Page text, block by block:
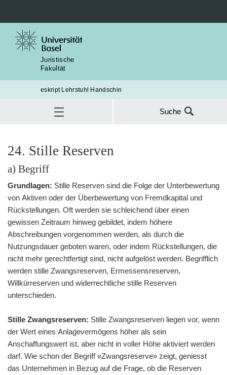
Juristische
Fakultät
eskript Lehrstuhl Handschin
Suche
IV. Bewertungsvorschriften
24. Stille Reserven
24. Stille Reserven
a) Begriff
Grundlagen: Stille Reserven sind die Folge der Unterbewertung
von Aktiven oder der Überbewertung von Fremdkapital und
Rückstellungen. Oft werden sie schleichend über einen
gewissen Zeitraum hinweg gebildet, indem höhere
Abschreibungen vorgenommen werden, als durch die
Nutzungsdauer geboten waren, oder indem Rückstellungen, die
nicht mehr gerechtfertigt sind, nicht aufgelöst werden. Begrifflich
werden stille Zwangsreserven, Ermessensreserven,
Willkürreserven und widerrechtliche stille Reserven
unterschieden.
Stille Zwangsreserven: Stille Zwangsreserven liegen vor, wenn
der Wert eines Anlagevermögens höher als sein
Anschaffungswert ist, aber nicht in voller Höhe aktiviert werden
darf. Wie schon der Begriff «Zwangsreserve» zeigt, geniesst
das Unternehmen in Bezug auf die Frage, ob die Reserven